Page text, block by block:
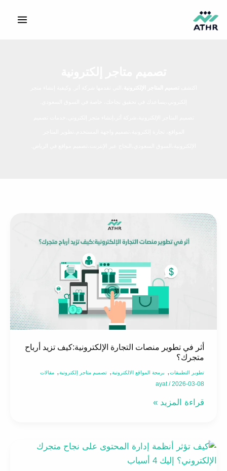
إلى
أثر في تطوير منصات التجارة الإلكترونية:كيف تزيد أرباح
متجرك؟
تطوير التطبيقات, برمجة المواقع الالكترونية,تصميم متاجر إلكترونية,مقالات
ayat/2026-03-08
أثر
في
تطوير
قراءة المزيد »
أنظمة
إدارة